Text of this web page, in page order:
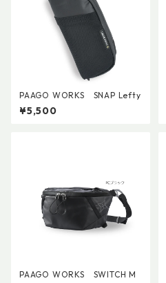
PAAGO WORKS SNAP Lefty
¥5,500
PAAGO WORKS SWITCH M